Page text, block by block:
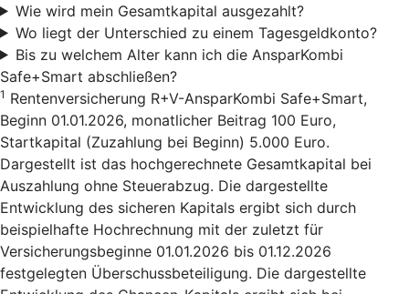
Wie wird mein Gesamtkapital ausgezahlt?
Wo liegt der Unterschied zu einem Tagesgeldkonto?
Bis zu welchem Alter kann ich die AnsparKombi
Safe+Smart abschließen?
1 Rentenversicherung R+V-AnsparKombi Safe+Smart,
Beginn 01.01.2026, monatlicher Beitrag 100 Euro,
Startkapital (Zuzahlung bei Beginn) 5.000 Euro.
Dargestellt ist das hochgerechnete Gesamtkapital bei
Auszahlung ohne Steuerabzug. Die dargestellte
Entwicklung des sicheren Kapitals ergibt sich durch
beispielhafte Hochrechnung mit der zuletzt für
Versicherungsbeginne 01.01.2026 bis 01.12.2026
festgelegten Überschussbeteiligung. Die dargestellte